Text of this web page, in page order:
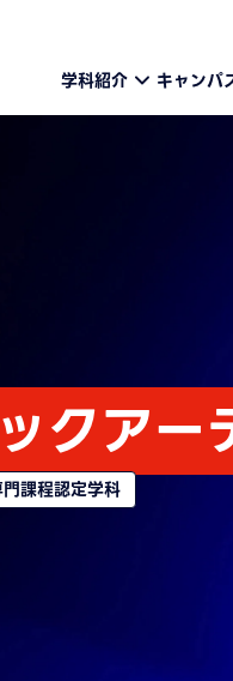
学科紹介 キャンパ
クアー
課程認定学科